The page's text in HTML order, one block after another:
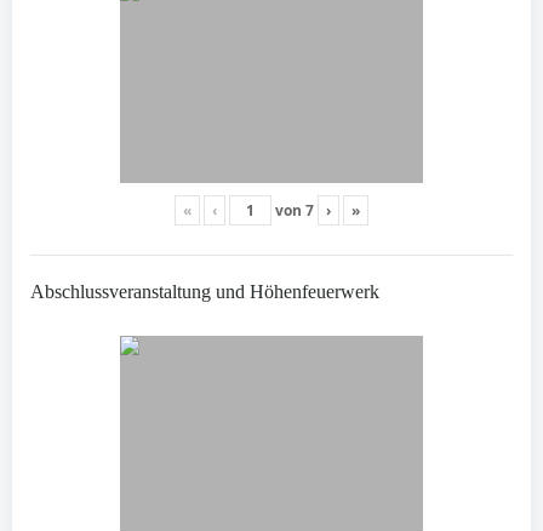
« ‹ von 7 › »
Abschlussveranstaltung und Höhenfeuerwerk